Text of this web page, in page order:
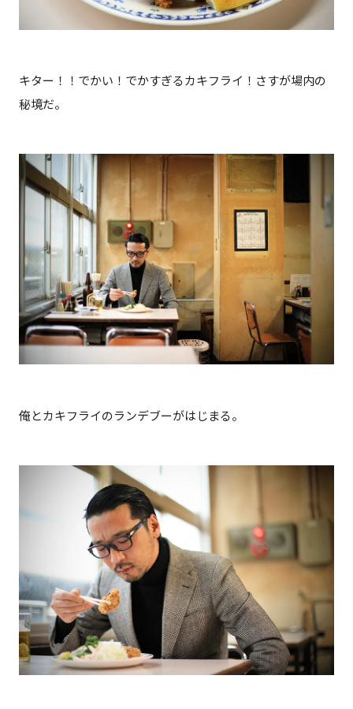
キター！！でかい！でかすぎるカキフライ！さすが場内の
秘境だ。
俺とカキフライのランデブーがはじまる。